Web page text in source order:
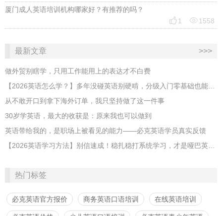
厦门成人英语培训机构哪家好？有推荐的吗？
 1 1558
最新文章 >>>
做外贸别瞎学，只用工作能用上的表达才不白费
【2026英语怎么学？】多年没碰英语别硬啃，分级入门零基础也能跟上
从不敢开口到拿下海外订单，我只坚持做了这一件事
30岁学英语，最大的收获是：原来我也可以做到
英语带给我的，是职场上被看见的能力——必克英语学员真实反馈
【2026英语学习方法】别信速成！稳扎稳打系统学习，才是哑巴英语解药
热门标签
必克英语官方报价 商务英语口语培训 在线英语培训